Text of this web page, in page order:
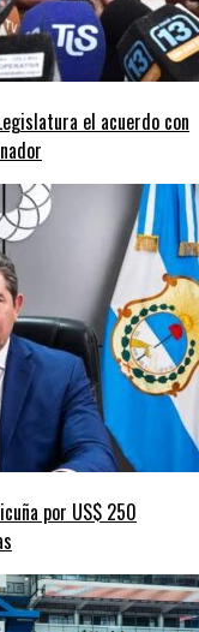
el acuerdo con
por US$ 250